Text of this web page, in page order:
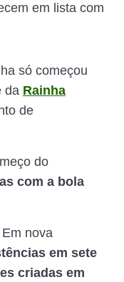
em lista com
só começou
da Rainha
de
do
com a bola
Em nova
em sete
criadas em